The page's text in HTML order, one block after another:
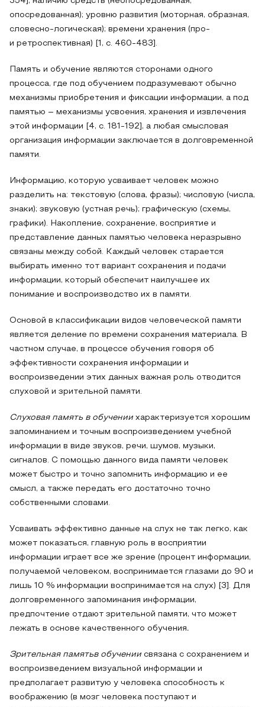
опосредованная); уровню развития (моторная, образная,
словесно-логическая); времени хранения (про-
и ретроспективная) [1, с. 460-483].
Память и обучение являются сторонами одного
процесса, где под обучением подразумевают обычно
механизмы приобретения и фиксации информации, а под
памятью – механизмы усвоения, хранения и извлечения
этой информации [4, с. 181-192], а любая смысловая
организация информации заключается в долговременной
памяти.
Информацию, которую усваивает человек можно
разделить на: текстовую (слова, фразы); числовую (числа,
знаки); звуковую (устная речь); графическую (схемы,
графики). Накопление, сохранение, восприятие и
представление данных памятью человека неразрывно
связаны между собой. Каждый человек старается
выбирать именно тот вариант сохранения и подачи
информации, который обеспечит наилучшее их
понимание и воспроизводство их в памяти.
Основой в классификации видов человеческой памяти
является деление по времени сохранения материала. В
частном случае, в процессе обучения говоря об
эффективности сохранения информации и
воспроизведении этих данных важная роль отводится
слуховой и зрительной памяти.
Слуховая память в обучении характеризуется хорошим
запоминанием и точным воспроизведением учебной
информации в виде звуков, речи, шумов, музыки,
сигналов. С помощью данного вида памяти человек
может быстро и точно запомнить информацию и ее
смысл, а также передать его достаточно точно
собственными словами.
Усваивать эффективно данные на слух не так легко, как
может показаться, главную роль в восприятии
информации играет все же зрение (процент информации,
получаемой человеком, воспринимается глазами до 90 и
лишь 10 % информации воспринимается на слух) [3]. Для
долговременного запоминания информации,
предпочтение отдают зрительной памяти, что может
лежать в основе качественного обучения.
Зрительная памятьв обучении связана с сохранением и
воспроизведе­нием визуальной информации и
предполагает развитую у человека способность к
воображению (в мозг человека поступают и